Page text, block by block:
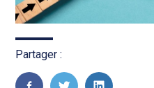
Partager :